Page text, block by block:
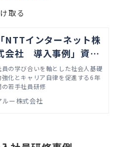
取る
「NTTインターネット株
会社 導入事例」資料
ウンロード｜企業研
・人材育成ならアルー
員の学び合いを軸とした社会人基礎
強化とキャリア自律を促進する6年
の若手社員研修
ルー株式会社